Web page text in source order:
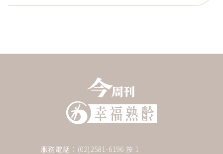
服務電話：(02)2581-6196 按 1